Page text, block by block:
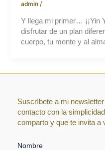
admin /
Y llega mi primer… ¡¡Yin
disfrutar de un plan
cuerpo, tu mente y al
Suscríbete a mi
contacto con la
comparto y que te invita a
Nombre